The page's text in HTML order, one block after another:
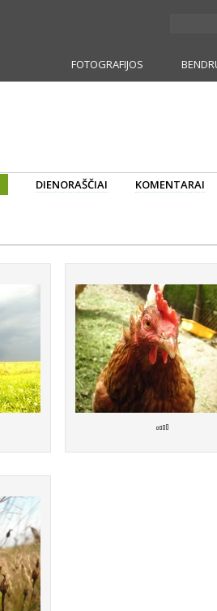
FOTOGRAFIJOS
DIENORAŠČIAI KOMENTARAI